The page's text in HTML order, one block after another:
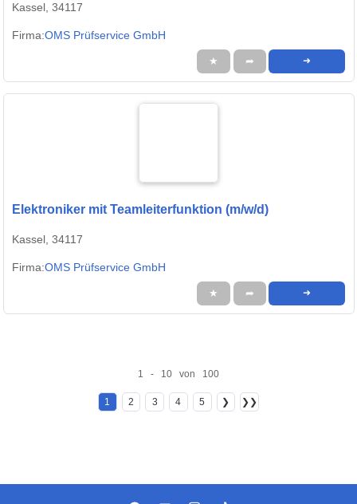
Kassel, 34117
Firma:OMS Prüfservice GmbH
★ ➦ ➜
Elektroniker mit Teamleiterfunktion (m/w/d)
Kassel, 34117
Firma:OMS Prüfservice GmbH
★ ➦ ➜
1 - 10 von 100
1 2 3 4 5 ❯ ❯❯